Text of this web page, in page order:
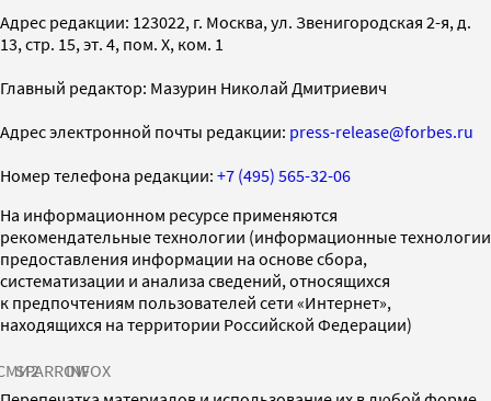
Адрес редакции: 123022, г. Москва, ул. Звенигородская 2-я, д.
13, стр. 15, эт. 4, пом. X, ком. 1
Главный редактор: Мазурин Николай Дмитриевич
Адрес электронной почты редакции: press-release@forbes.ru
Номер телефона редакции: +7 (495) 565-32-06
На информационном ресурсе применяются
рекомендательные технологии (информационные технологии
предоставления информации на основе сбора,
систематизации и анализа сведений, относящихся
к предпочтениям пользователей сети «Интернет»,
находящихся на территории Российской Федерации)
SPARROWINFOX